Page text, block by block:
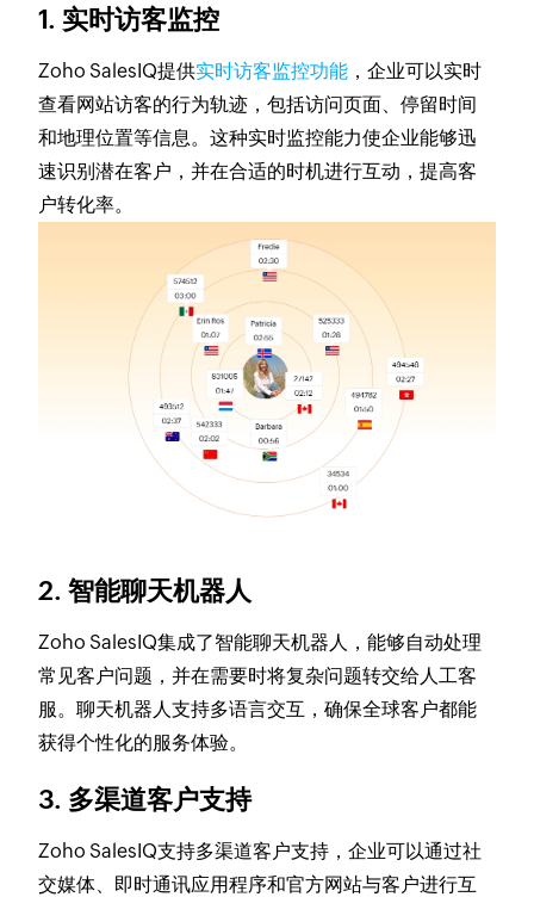
1. 实时访客监控
Zoho SalesIQ提供实时访客监控功能 ，企业可以实时
查看网站访客的行为轨迹，包括访问页面、停留时间
和地理位置等信息。这种实时监控能力使企业能够迅
速识别潜在客户，并在合适的时机进行互动，提高客
户转化率。
2. 智能聊天机器人
Zoho SalesIQ集成了智能聊天机器人，能够自动处理
常见客户问题，并在需要时将复杂问题转交给人工客
服。聊天机器人支持多语言交互，确保全球客户都能
获得个性化的服务体验。
3. 多渠道客户支持
Zoho SalesIQ支持多渠道客户支持，企业可以通过社
交媒体、即时通讯应用程序和官方网站与客户进行互